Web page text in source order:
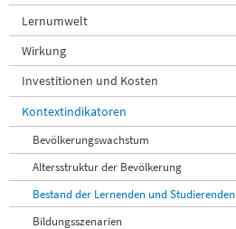
Lernumwelt
Wirkung
Investitionen und Kosten
Kontextindikatoren
Bevölkerungswachstum
Altersstruktur der Bevölkerung
Bestand der Lernenden und Studierenden
Bildungsszenarien